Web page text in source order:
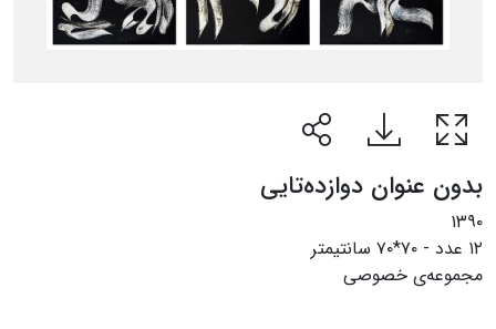
بدون عنوان دوازده‌تایی
۱۳۹۰
۱۲ عدد - ۷۰*۷۰ سانتیمتر
مجموعه‌ی خصوصی